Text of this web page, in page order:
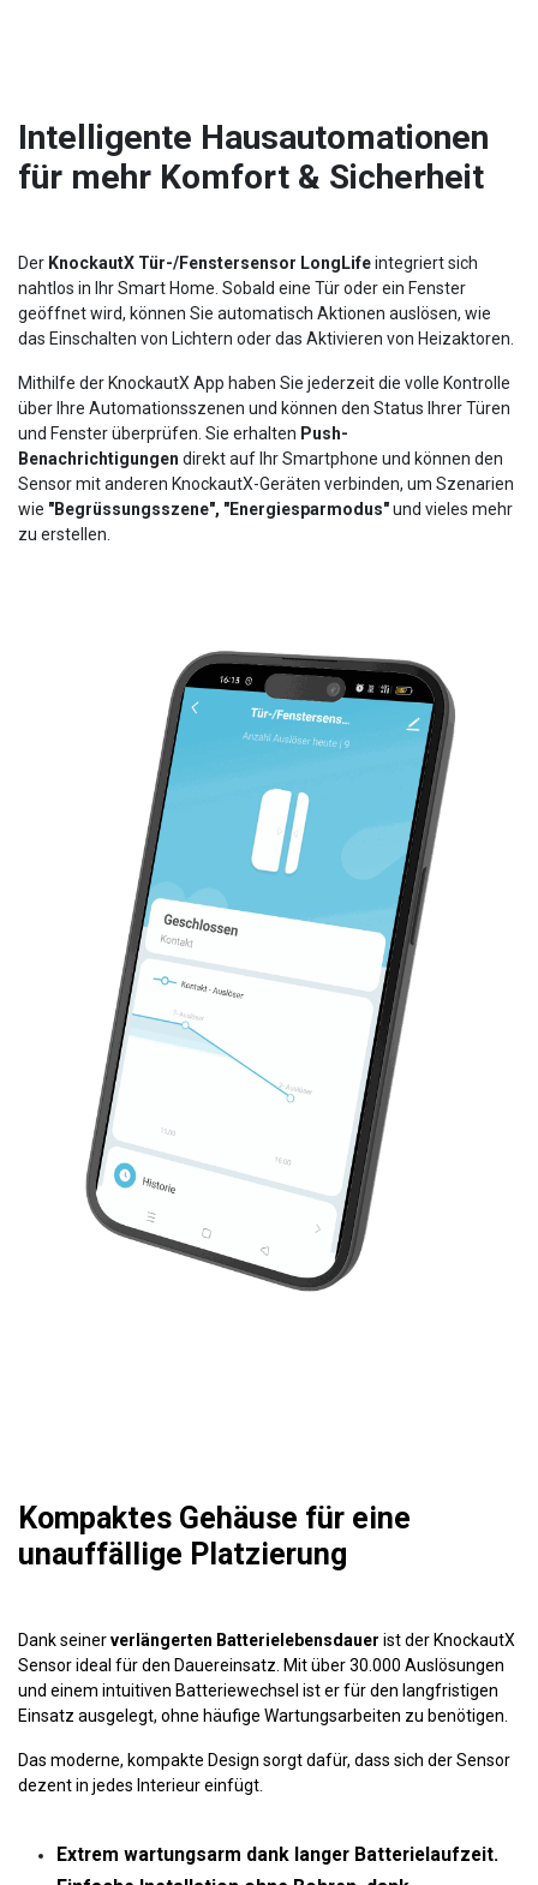
Intelligente Hausautomationen
für mehr Komfort & Sicherheit
Der KnockautX Tür-/Fenstersensor LongLifeintegriert sich
nahtlos in Ihr Smart Home. Sobald eine Tür oder ein Fenster
geöffnet wird, können Sie automatisch Aktionen auslösen, wie
das Einschalten von Lichtern oder das Aktivieren von Heizaktoren.
Mithilfe der KnockautX App haben Sie jederzeit die volle Kontrolle
über Ihre Automationsszenen und können den Status Ihrer Türen
und Fenster überprüfen. Sie erhalten Push-
Benachrichtigungen direkt auf Ihr Smartphone und können den
Sensor mit anderen KnockautX-Geräten verbinden, um Szenarien
wie "Begrüssungsszene", "Energiesparmodus"und vieles mehr
zu erstellen.
Kompaktes Gehäuse für eine
unauffällige Platzierung
Dank seinerverlängerten Batterielebensdauer ist der KnockautX
Sensor ideal für den Dauereinsatz. Mit über 30.000 Auslösungen
und einem intuitiven Batteriewechsel ist er für den langfristigen
Einsatz ausgelegt, ohne häufige Wartungsarbeiten zu benötigen.
Das moderne, kompakte Design sorgt dafür, dass sich der Sensor
dezent in jedes Interieur einfügt.
Extrem wartungsarm dank langer Batterielaufzeit.